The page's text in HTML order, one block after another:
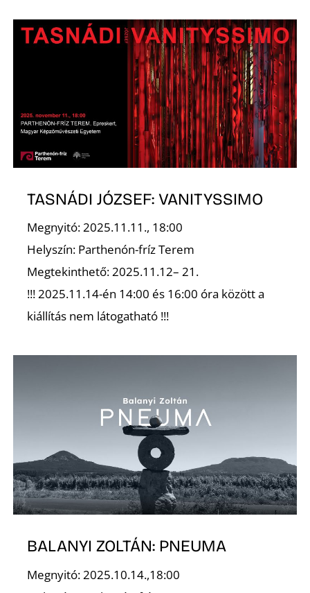
TASNÁDI JÓZSEF: VANITYSSIMO
Megnyitó: 2025.11.11., 18:00
Helyszín: Parthenón-fríz Terem
Megtekinthető: 2025.11.12– 21.
!!! 2025.11.14-én 14:00 és 16:00 óra között a
kiállítás nem látogatható !!!
BALANYI ZOLTÁN: PNEUMA
Megnyitó: 2025.10.14.,18:00